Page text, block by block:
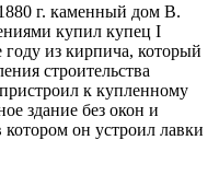
г. каменный дом В.
купил купец I
из кирпича, который
строительства
к купленному
здание без окон и
он устроил лавки